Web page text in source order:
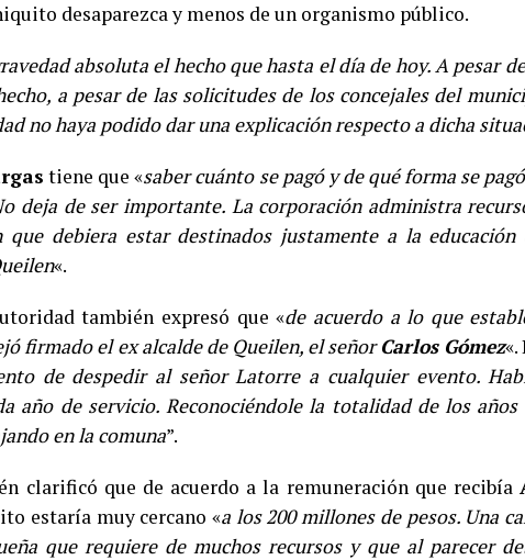
desaparezca y menos de un organismo público.
absoluta el hecho que hasta el día de hoy. A pesar
a pesar de las solicitudes de los concejales del
no haya podido dar una explicación respecto a dicha
tiene que «saber cuánto se pagó y de qué forma se
deja de ser importante. La corporación administra
que debiera estar destinados justamente a la educación
«.
también expresó que «de acuerdo a lo que
firmado el ex alcalde de Queilen, el señorCarlos Gómez«.
de despedir al señor Latorre a cualquier evento.
año de servicio. Reconociéndole la totalidad de los años
en la comuna”.
clarificó que de acuerdo a la remuneración que recibía
estaría muy cercano «a los 200 millones de pesos. Una
que requiere de muchos recursos y que al parecer